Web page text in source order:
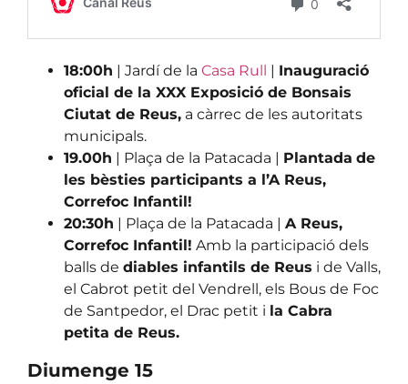
18:00h | Jardí de la Casa Rull | Inauguració
oficial de la XXX Exposició de Bonsais
Ciutat de Reus, a càrrec de les autoritats
municipals.
19.00h | Plaça de la Patacada | Plantada de
les bèsties participants a l’A Reus,
Correfoc Infantil!
20:30h | Plaça de la Patacada | A Reus,
Correfoc Infantil! Amb la participació dels
balls de diables infantils de Reus i de Valls,
el Cabrot petit del Vendrell, els Bous de Foc
de Santpedor, el Drac petit i la Cabra
petita de Reus.
Diumenge 15